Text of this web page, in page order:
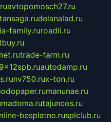
avtopomosch27.ru
delanalad.ru
family.ruroadli.ru
trade-farm.ru
autodamp.ru
nv750.rux-ton.ru
manunae.ru
madoma.rutajuncos.ru
besplatno.rusplclub.ru